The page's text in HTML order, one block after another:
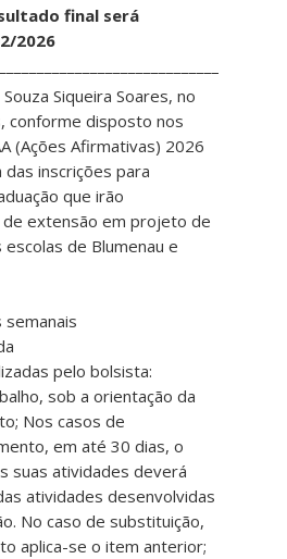
final será
2026
Siqueira Soares, no
conforme disposto nos
(Ações Afirmativas) 2026
inscrições para
que irão
extensão em projeto de
de Blumenau e
semanais
pelo bolsista:
sob a orientação da
Nos casos de
em até 30 dias, o
suas atividades deverá
atividades desenvolvidas
No caso de substituição,
aplica-se o item anterior;